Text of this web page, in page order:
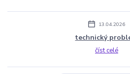
13.04.2026
technický
číst celé